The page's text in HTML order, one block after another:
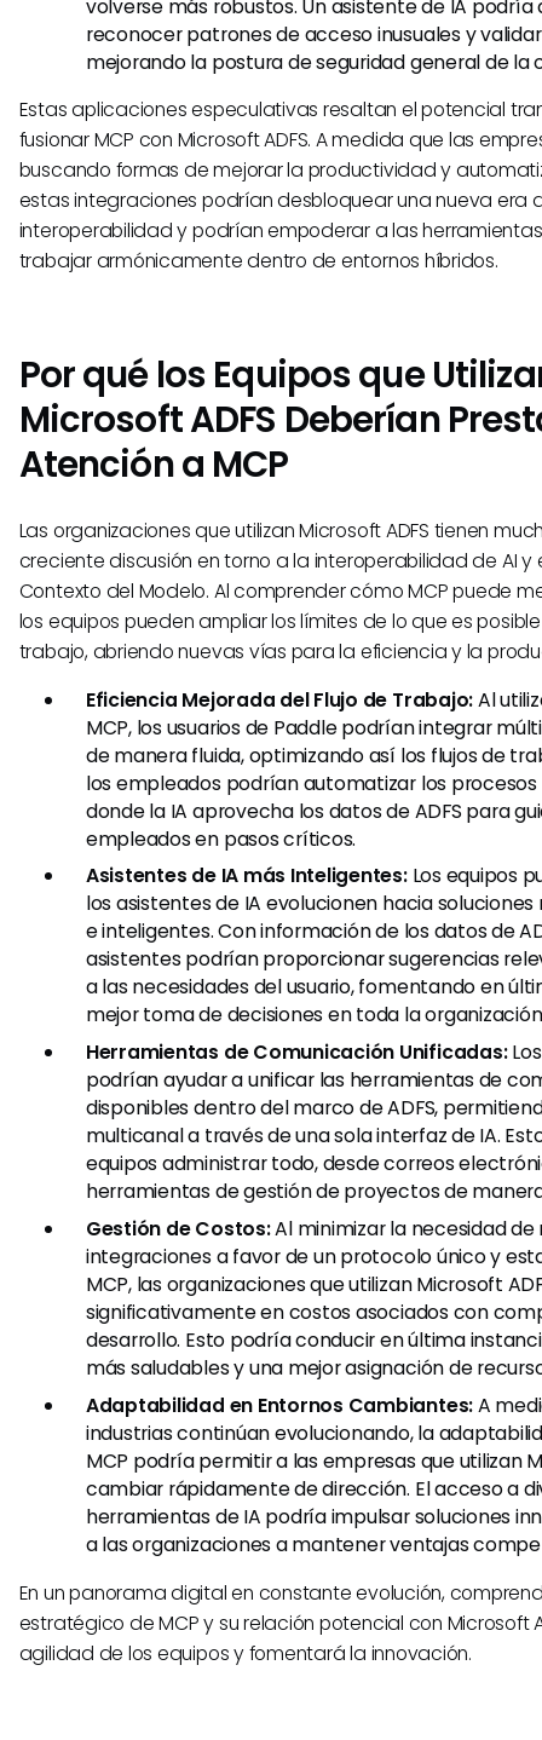
volverse más robustos. Un asistente de IA podría
reconocer patrones de acceso inusuales y
mejorando la postura de seguridad general de la
Estas aplicaciones especulativas resaltan el potencial
fusionar MCP con Microsoft ADFS. A medida que las
buscando formas de mejorar la productividad y
estas integraciones podrían desbloquear una nueva era
interoperabilidad y podrían empoderar a las
trabajar armónicamente dentro de entornos híbridos.
Por qué los Equipos que
Microsoft ADFS Deberían
Atención a MCP
Las organizaciones que utilizan Microsoft ADFS tienen
creciente discusión en torno a la interoperabilidad de AI y
Contexto del Modelo. Al comprender cómo MCP puede
los equipos pueden ampliar los límites de lo que es
trabajo, abriendo nuevas vías para la eficiencia y la
Eficiencia Mejorada del Flujo de Trabajo:Al
MCP, los usuarios de Paddle podrían integrar
de manera fluida, optimizando así los flujos de
los empleados podrían automatizar los
donde la IA aprovecha los datos de ADFS para
empleados en pasos críticos.
Asistentes de IA más Inteligentes:Los equipos
los asistentes de IA evolucionen hacia
e inteligentes. Con información de los datos de
asistentes podrían proporcionar sugerencias
a las necesidades del usuario, fomentando en
mejor toma de decisiones en toda la
Herramientas de Comunicación Unificadas:
podrían ayudar a unificar las herramientas de
disponibles dentro del marco de ADFS,
multicanal a través de una sola interfaz de IA.
equipos administrar todo, desde correos
herramientas de gestión de proyectos de
Gestión de Costos:Al minimizar la necesidad
integraciones a favor de un protocolo único y
MCP, las organizaciones que utilizan Microsoft
significativamente en costos asociados con
desarrollo. Esto podría conducir en última
más saludables y una mejor asignación de
Adaptabilidad en Entornos Cambiantes:A
industrias continúan evolucionando, la
MCP podría permitir a las empresas que utilizan
cambiar rápidamente de dirección. El acceso a
herramientas de IA podría impulsar soluciones
a las organizaciones a mantener ventajas
En un panorama digital en constante evolución,
estratégico de MCP y su relación potencial con Microsoft
agilidad de los equipos y fomentará la innovación.